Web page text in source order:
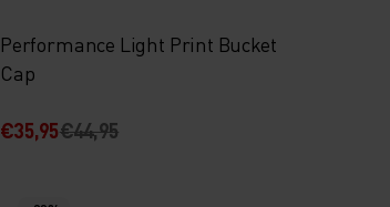
Performance Light Print Bucket
Cap
€35,95€44,95